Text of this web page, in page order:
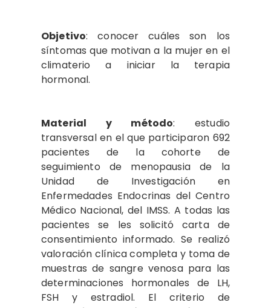
Objetivo: conocer cuáles son los
síntomas que motivan a la mujer en el
climaterio a iniciar la terapia
hormonal.
Material y método: estudio
transversal en el que participaron 692
pacientes de la cohorte de
seguimiento de menopausia de la
Unidad de Investigación en
Enfermedades Endocrinas del Centro
Médico Nacional, del IMSS. A todas las
pacientes se les solicitó carta de
consentimiento informado. Se realizó
valoración clínica completa y toma de
muestras de sangre venosa para las
determinaciones hormonales de LH,
FSH y estradiol. El criterio de